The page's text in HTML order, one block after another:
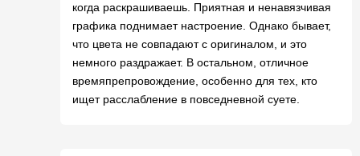
когда раскрашиваешь. Приятная и ненавязчивая
графика поднимает настроение. Однако бывает,
что цвета не совпадают с оригиналом, и это
немного раздражает. В остальном, отличное
времяпрепровождение, особенно для тех, кто
ищет расслабление в повседневной суете.